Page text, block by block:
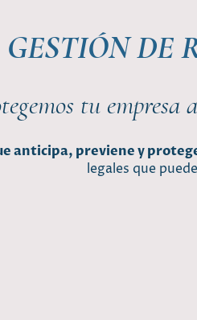
GESTIÓN DE
tu empresa
anticipa, previene y
legales que